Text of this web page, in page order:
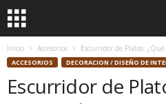
Inicio Accesorios Escurridor de Platos:
ACCESORIOS DECORACION / DISEÑO DE
Escurridor de